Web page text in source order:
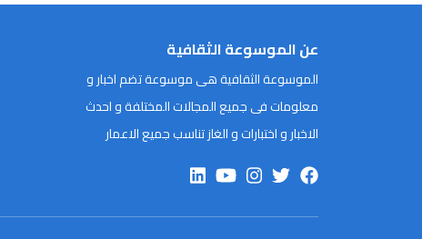
عن الموسوعة الثقافية
الموسوعة الثقافية هى موسوعة تضم اخبار و
معلومات فى جميع المجالات المختلفة و احدث
الاخبار و اختبارات و الغاز تناسب جميع الاعمار